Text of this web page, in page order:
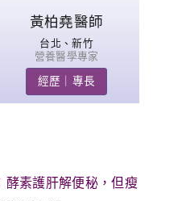
黃柏堯醫師
台北、新竹
營養醫學專家
經歷｜專長
酵素護肝解便秘，但瘦